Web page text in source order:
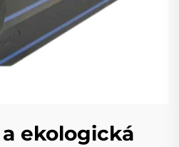
ekologická